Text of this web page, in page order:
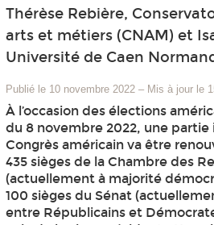
Thérèse Rebière,
arts et métiers (CNAM) et
Université de Caen
Publié le 10 novembre 2022 – Mis à jour le
À l’occasion des élections
du 8 novembre 2022, une
Congrès américain va être
435 sièges de la Chambre des
(actuellement à majorité
100 sièges du Sénat
entre Républicains et